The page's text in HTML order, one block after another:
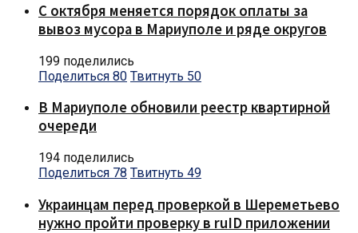
С октября меняется порядок оплаты за
вывоз мусора в Мариуполе и ряде округов
199 поделились
Поделиться 80 Твитнуть 50
В Мариуполе обновили реестр квартирной
очереди
194 поделились
Поделиться 78 Твитнуть 49
Украинцам перед проверкой в Шереметьево
нужно пройти проверку в ruID приложении